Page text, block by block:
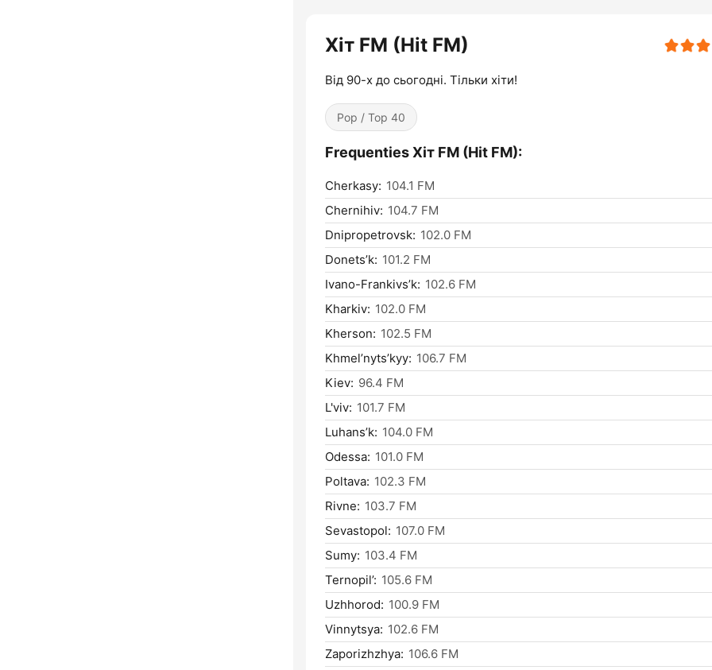
Хіт FM (Hit FM)
Від 90-х до сьогодні. Тільки хіти!
Pop / Top 40
Frequenties Хіт FM (Hit FM):
Cherkasy: 104.1 FM
Chernihiv: 104.7 FM
Dnipropetrovsk: 102.0 FM
Donets’k: 101.2 FM
Ivano-Frankivs’k: 102.6 FM
Kharkiv: 102.0 FM
Kherson: 102.5 FM
Khmel’nyts’kyy: 106.7 FM
Kiev: 96.4 FM
L'viv: 101.7 FM
Luhans’k: 104.0 FM
Odessa: 101.0 FM
Poltava: 102.3 FM
Rivne: 103.7 FM
Sevastopol: 107.0 FM
Sumy: 103.4 FM
Ternopil’: 105.6 FM
Uzhhorod: 100.9 FM
Vinnytsya: 102.6 FM
Zaporizhzhya: 106.6 FM